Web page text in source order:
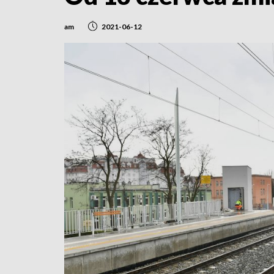
am 2021-06-12